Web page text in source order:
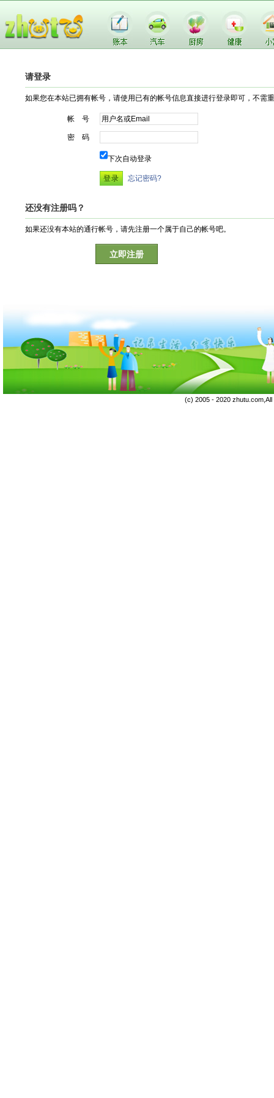
请登录
如果您在本站已拥有帐号，请使用已有的帐号信息直接进行登录即可，不需
帐 号
密 码
下次自动登录
忘记密码?
还没有注册吗？
如果还没有本站的通行帐号，请先注册一个属于自己的帐号吧。
立即注册
(c) 2005 - 2020